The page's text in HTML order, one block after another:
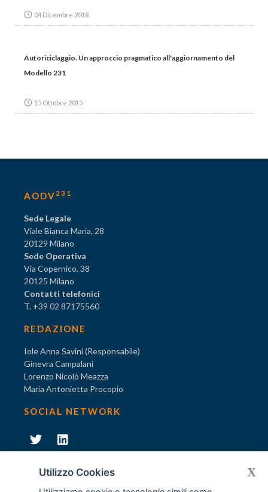
04 Dicembre 2018
Autoriciclaggio. Un approccio pragmatico all'aggiornamento del
Modello 231
15 Ottobre 2015
AODV 231
Sede Legale
Viale Bianca Maria, 28
20129 Milano
Sede Operativa
Via Copernico, 38
20125 Milano
Contatti telefonici
T. +39 02 87175560
REDAZIONE
Iole Anna Savini (Responsabile)
Ginevra Campalani
Lorenzo Nicolò Meazza
Maria Antonietta Procopio
SOCIAL NETWORK
Diventa socio di AODV
Utilizzo Cookies X